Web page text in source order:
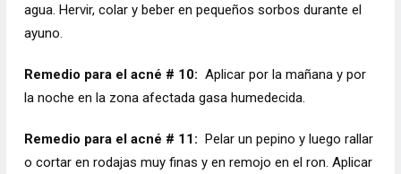
agua. Hervir, colar y beber en pequeños sorbos durante el
ayuno.
Remedio para el acné # 10: Aplicar por la mañana y por
la noche en la zona afectada gasa humedecida.
Remedio para el acné # 11: Pelar un pepino y luego rallar
o cortar en rodajas muy finas y en remojo en el ron. Aplicar